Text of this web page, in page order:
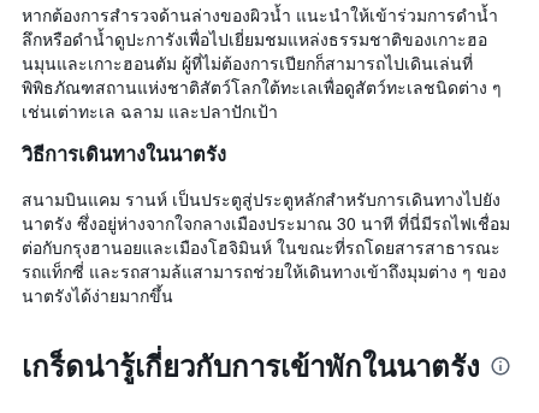
หากต้องการสำรวจด้านล่างของผิวน้ำ แนะนำให้เข้าร่วมการดำน้ำ
ลึกหรือดำน้ำดูปะการังเพื่อไปเยี่ยมชมแหล่งธรรมชาติของเกาะฮอ
นมุนและเกาะฮอนตัม ผู้ที่ไม่ต้องการเปียกก็สามารถไปเดินเล่นที่
พิพิธภัณฑสถานแห่งชาติสัตว์โลกใต้ทะเลเพื่อดูสัตว์ทะเลชนิดต่าง ๆ
เช่นเต่าทะเล ฉลาม และปลาปักเป้า
วิธีการเดินทางในนาตรัง
สนามบินแคม รานห์ เป็นประตูสู่ประตูหลักสำหรับการเดินทางไปยัง
นาตรัง ซึ่งอยู่ห่างจากใจกลางเมืองประมาณ 30 นาที ที่นี่มีรถไฟเชื่อม
ต่อกับกรุงฮานอยและเมืองโฮจิมินห์ ในขณะที่รถโดยสารสาธารณะ
รถแท็กซี่ และรถสามล้แสามารถช่วยให้เดินทางเข้าถึงมุมต่าง ๆ ของ
นาตรังได้ง่ายมากขึ้น
เกร็ดน่ารู้เกี่ยวกับการเข้าพักในนาตรัง